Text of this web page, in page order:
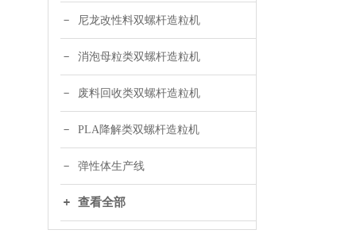
尼龙改性料双螺杆造粒机
消泡母粒类双螺杆造粒机
废料回收类双螺杆造粒机
PLA降解类双螺杆造粒机
弹性体生产线
查看全部